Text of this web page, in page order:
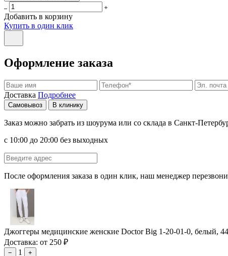
Добавить в корзину
Купить в один клик
Оформление заказа
Доставка Подробнее
Самовывоз В клинику
Заказ можно забрать из шоурума или со склада в Санкт-
с 10:00 до 20:00 без выходных
После оформления заказа в один клик, наш менеджер
Джоггеры медицинские женские Doctor Big 1-20-01-0, белый, 44
Доставка: от 250 ₽
− 1 +